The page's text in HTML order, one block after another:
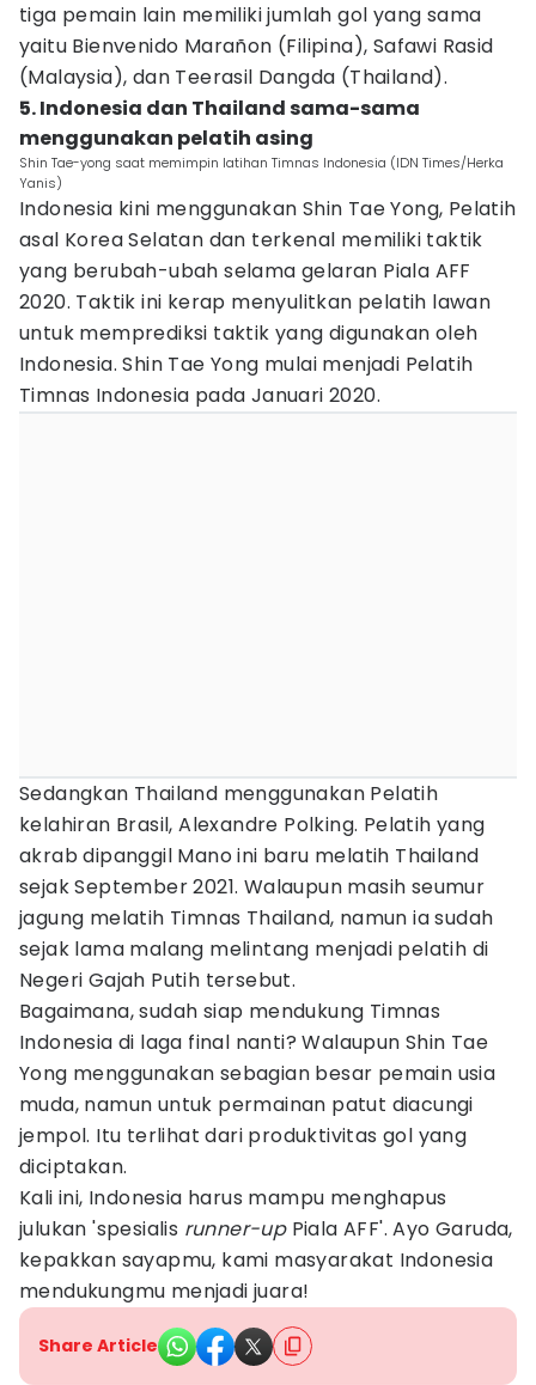
tiga pemain lain memiliki jumlah gol yang sama
yaitu Bienvenido Marañon (Filipina), Safawi Rasid
(Malaysia), dan Teerasil Dangda (Thailand).
5. Indonesia dan Thailand sama-sama
menggunakan pelatih asing
Shin Tae-yong saat memimpin latihan Timnas Indonesia (IDN Times/Herka
Yanis)
Indonesia kini menggunakan Shin Tae Yong, Pelatih
asal Korea Selatan dan terkenal memiliki taktik
yang berubah-ubah selama gelaran Piala AFF
2020. Taktik ini kerap menyulitkan pelatih lawan
untuk memprediksi taktik yang digunakan oleh
Indonesia. Shin Tae Yong mulai menjadi Pelatih
Timnas Indonesia pada Januari 2020.
Sedangkan Thailand menggunakan Pelatih
kelahiran Brasil, Alexandre Polking. Pelatih yang
akrab dipanggil Mano ini baru melatih Thailand
sejak September 2021. Walaupun masih seumur
jagung melatih Timnas Thailand, namun ia sudah
sejak lama malang melintang menjadi pelatih di
Negeri Gajah Putih tersebut.
Bagaimana, sudah siap mendukung Timnas
Indonesia di laga final nanti? Walaupun Shin Tae
Yong menggunakan sebagian besar pemain usia
muda, namun untuk permainan patut diacungi
jempol. Itu terlihat dari produktivitas gol yang
diciptakan.
Kali ini, Indonesia harus mampu menghapus
julukan 'spesialis runner-upPiala AFF'. Ayo Garuda,
kepakkan sayapmu, kami masyarakat Indonesia
mendukungmu menjadi juara!
Share Article